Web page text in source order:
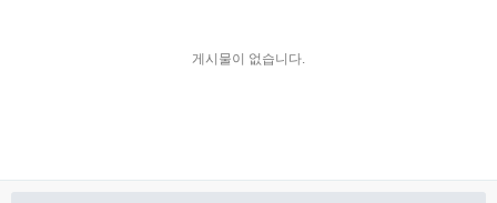
게시물이 없습니다.